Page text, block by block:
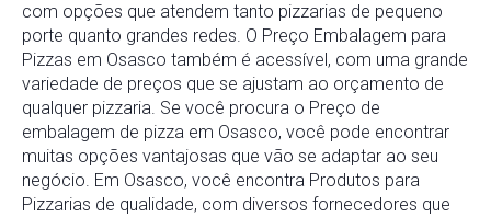
com opções que atendem tanto pizzarias de pequeno
porte quanto grandes redes. O Preço Embalagem para
Pizzas em Osasco também é acessível, com uma grande
variedade de preços que se ajustam ao orçamento de
qualquer pizzaria. Se você procura o Preço de
embalagem de pizza em Osasco, você pode encontrar
muitas opções vantajosas que vão se adaptar ao seu
negócio. Em Osasco, você encontra Produtos para
Pizzarias de qualidade, com diversos fornecedores que